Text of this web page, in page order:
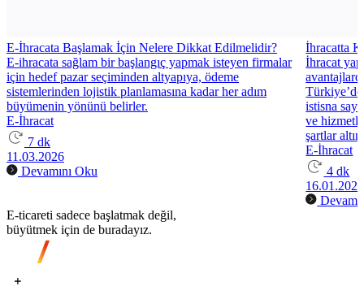
E-İhracata Başlamak İçin Nelere Dikkat Edilmelidir?
E-ihracata sağlam bir başlangıç yapmak isteyen firmalar
için hedef pazar seçiminden altyapıya, ödeme
sistemlerinden lojistik planlamasına kadar her adım
büyümenin yönünü belirler.
E-İhracat
7 dk
11.03.2026
Devamını Oku
İhracatta
İhracat
istisna
ve
şartlar
E-İhracat
4 dk
16.01.2026
E-ticareti sadece başlatmak değil,
büyütmek için de buradayız.